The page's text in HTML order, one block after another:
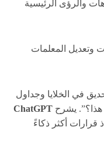
والرؤى الرئيسية
وتعديل المعلمات
في الخلايا وجداول
هذا؟”. يشرح ChatGPT
أكثر ذكاءً